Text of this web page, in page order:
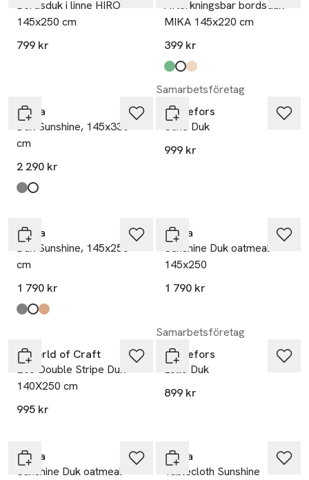
Bordsduk i linne HIRO
145x250 cm
799 kr
Avtorkningsbar bordsduk
MIKA 145x220 cm
399 kr
Produkten finns i färgerna:
Lt Green
White,
Beige,
Himla
Duk Sunshine, 145x330
cm
2 290 kr
Produkten finns i färgerna:
Ash,
White
Samarbetsföretag
Svanefors
Stine Duk
999 kr
Himla
Duk Sunshine, 145x250
cm
1 790 kr
Produkten finns i färgerna:
Ash,
White,
Natural
Himla
Sunshine Duk oatmeal
145x250
1 790 kr
A World of Craft
Eco Double Stripe Duk
140X250 cm
995 kr
Samarbetsföretag
Svanefors
Lollo Duk
899 kr
Himla
Sunshine Duk oatmeal
Himla
Tablecloth Sunshine